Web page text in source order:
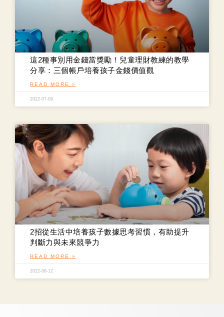
這2種事別用金錢當獎勵！兒童理財教練的教學
分享：三個帳戶培養孩子金錢價值觀
READ MORE »
2022-07-09
2招從生活中培養孩子數據思考習慣，有助提升
判斷力與未來競爭力
READ MORE »
2022-06-12